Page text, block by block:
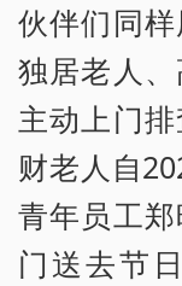
伙伴们同
独居老人
主动上门
财老人自
青年员工
门送去节